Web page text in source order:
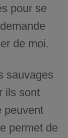
pour se
de moi.
sauvages
ils sont
peuvent
permet de